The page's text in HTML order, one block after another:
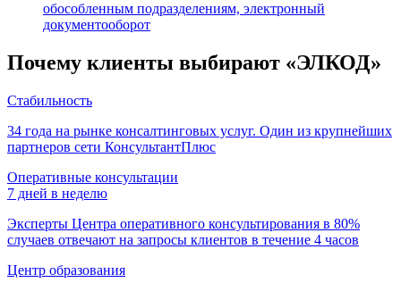
обособленным подразделениям, электронный
документооборот
Почему клиенты выбирают «ЭЛКОД»
Стабильность
34 года на рынке консалтинговых услуг. Один из крупнейших
партнеров сети КонсультантПлюс
Оперативные консультации
7 дней в неделю
Эксперты Центра оперативного консультирования в 80%
случаев отвечают на запросы клиентов в течение 4 часов
Центр образования